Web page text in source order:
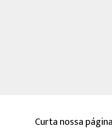
Curta nossa